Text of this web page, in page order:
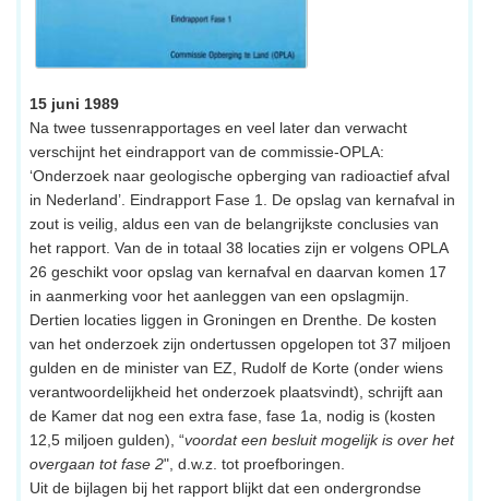
15 juni 1989
Na twee tussenrapportages en veel later dan verwacht
verschijnt het eindrapport van de commissie-OPLA:
‘Onderzoek naar geologische opberging van radioactief afval
in Nederland’. Eindrapport Fase 1. De opslag van kernafval in
zout is veilig, aldus een van de belangrijkste conclusies van
het rapport. Van de in totaal 38 locaties zijn er volgens OPLA
26 geschikt voor opslag van kernafval en daarvan komen 17
in aanmerking voor het aanleggen van een opslagmijn.
Dertien locaties liggen in Groningen en Drenthe. De kosten
van het onderzoek zijn ondertussen opgelopen tot 37 miljoen
gulden en de minister van EZ, Rudolf de Korte (onder wiens
verantwoordelijkheid het onderzoek plaatsvindt), schrijft aan
de Kamer dat nog een extra fase, fase 1a, nodig is (kosten
12,5 miljoen gulden), “voordat een besluit mogelijk is over het
overgaan tot fase 2", d.w.z. tot proefboringen.
Uit de bijlagen bij het rapport blijkt dat een ondergrondse